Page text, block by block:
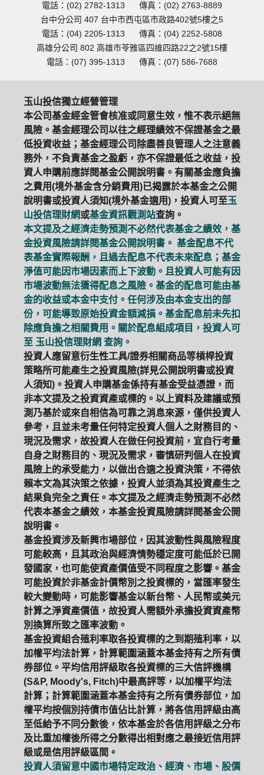
電話：(02) 2782-1313
傳真：(02) 2763-8889
台中分公司 407 台中市西屯區市政路402號5樓之5
電話：(04) 2205-1313
傳真：(04) 2252-5808
高雄分公司 802 高雄市苓雅區四維四路22之2號15樓
電話：(07) 395-1313
傳真：(07) 586-7688
玉山投信獨立經營管理
本公司基金經金管會核准或同意生效，惟不表示絕無
風險。基金經理公司以往之經理績效不保證基金之最
低投資收益；基金經理公司除盡善良管理人之注意義
務外，不負責基金之盈虧，亦不保證最低之收益，投
資人申購前應詳閱基金公開說明書。有關基金應負擔
之費用(境外基金含分銷費用)已揭露於本基金之公開
說明書或投資人須知(境外基金適用)，投資人可至玉
山投信理財網或基金資訊觀測站查詢。
本文提及之經濟走勢預測不必然代表基金之績效，基
金投資風險請詳閱基金公開說明書。 基金配息不代
表基金實際報酬，且過去配息不代表未來配息；基金
淨值可能因市場因素而上下波動。且投資人可能有因
市場波動無法獲得配息之風險。基金的配息可能由基
金的收益或本金中支付。任何涉及由本金支出的部
份，可能導致原始投資金額減損。基金配息前未先扣
除應負擔之相關費用。關於配息組成項目，投資人可
至 玉山投信理財網 查詢。
投資人應留意衍生性工具/證券相關商品等槓桿投資
策略所可能產生之投資風險(詳見公開說明書或投資
人須知)。投資人申購基金係持有基金受益憑證，而
非本文提及之投資資產或標的。以上資料及建議或預
測乃基於或來自相信為可靠之消息來源，僅供投資人
參考，且並未考量任何特定投資人個人之財務目的、
現況及需求，故投資人在做任何投資前，宜自行考量
自身之財務目的、現況及需求，審慎研判個人在投資
風險上的承受能力，以做出合適之投資決策，不得依
賴本文為其決策之依據，投資人並須為其投資產生之
結果負完全之責任。本文提及之經濟走勢預測不必然
代表本基金之績效，本基金投資風險請詳閱基金公開
說明書。
基金投資涉及新興市場部位，因其波動性與風險程度
可能較高，且其政治與經濟情勢穩定度可能低於已開
發國家，也可能使資產價值受不同程度之影響。基金
可能投資於非基金計價幣別之投資標的，當匯率發生
較大變動時，可能影響基金以新台幣、人民幣或美元
計算之淨資產價值，故投資人需額外承擔投資資產幣
別換算所致之匯率波動。
基金投資組合殖利率取各投資標的之到期殖利率，以
加權平均法計算，計算範圍涵蓋本基金持有之所有債
券部位。平均信用評級取各投資標的三大信評機構
(S&P, Moody's, Fitch)中最高評等，以加權平均法
計算；計算範圍涵蓋本基金持有之所有債券部位，加
權平均按個別持債市值佔比計算，將各信用評級由高
至低給予不同分數後，依本基金於各信用評級之分布
及比重加權後所得之分數得出相對應之最接近信用評
級或是信用評級區間。
投資人須留意中國市場特定政治、經濟、市場、股價